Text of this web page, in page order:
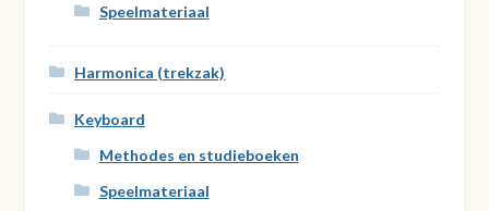
Speelmateriaal
Harmonica (trekzak)
Keyboard
Methodes en studieboeken
Speelmateriaal